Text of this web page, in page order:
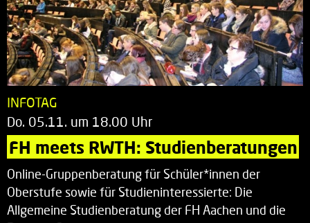
INFOTAG
Do. 05.11. um 18.00 Uhr
FH meets RWTH: Studienberatungen
Online-Gruppenberatung für Schüler*innen der
Oberstufe sowie für Studieninteressierte: Die
Allgemeine Studienberatung der FH Aachen und die